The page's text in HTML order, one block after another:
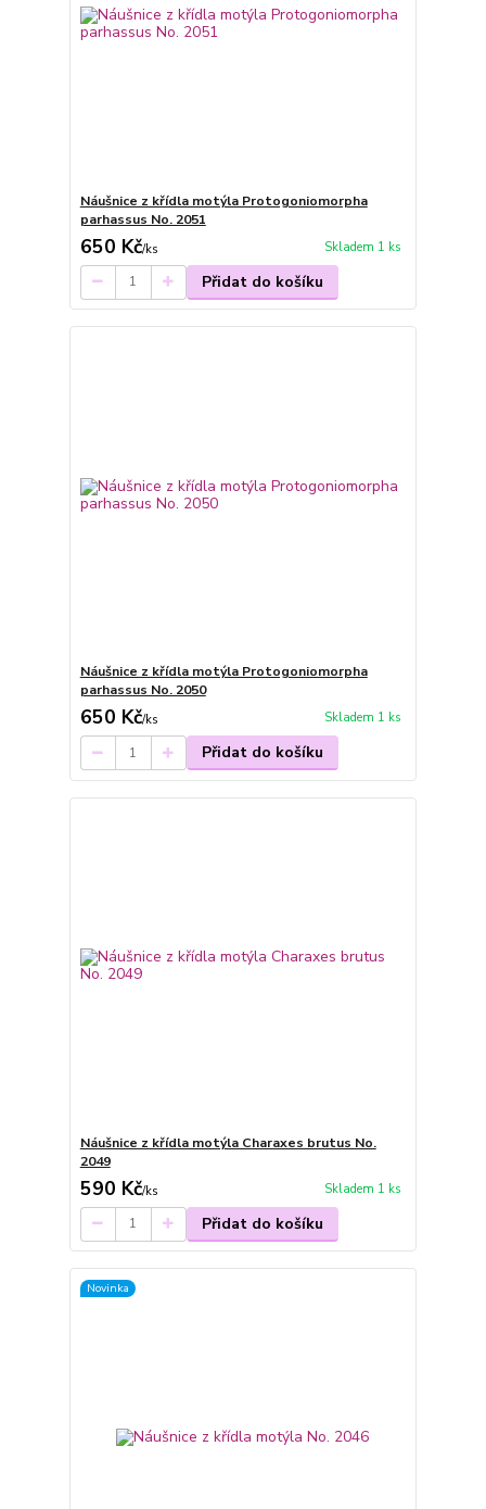
Náušnice z křídla motýla Protogoniomorpha
parhassus No. 2051
650 Kč/ks Skladem 1 ks
Přidat do košíku
Náušnice z křídla motýla Protogoniomorpha
parhassus No. 2050
650 Kč/ks Skladem 1 ks
Přidat do košíku
Náušnice z křídla motýla Charaxes brutus No.
2049
590 Kč/ks Skladem 1 ks
Přidat do košíku
Novinka